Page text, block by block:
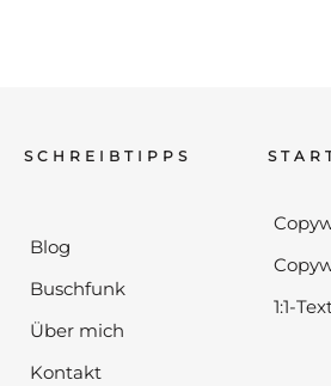
SCHREIBTIPPS
Blog
Buschfunk
Über mich
Kontakt
1:1-